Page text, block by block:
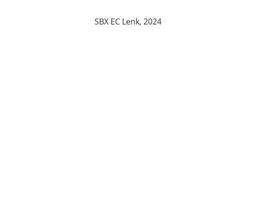
SBX EC Lenk, 2024